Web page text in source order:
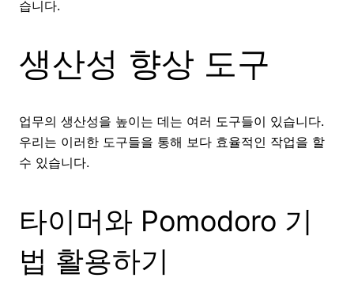
습니다.
생산성 향상 도구
업무의 생산성을 높이는 데는 여러 도구들이 있습니다.
우리는 이러한 도구들을 통해 보다 효율적인 작업을 할
수 있습니다.
타이머와 Pomodoro 기
법 활용하기